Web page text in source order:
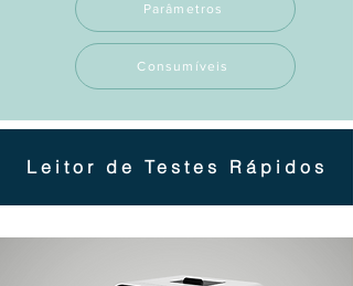
Parâmetros
Consumíveis
Leitor de Testes Rápidos